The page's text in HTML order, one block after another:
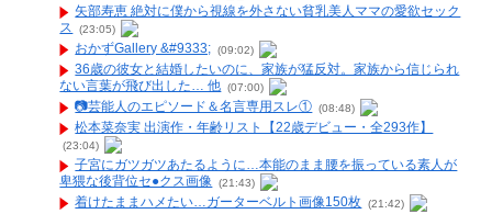
矢部寿恵 絶対に僕から視線を外さない貧乳美人ママの愛欲セック
ス
(23:05)
おかずGallery &#9333; (09:02)
36歳の彼女と結婚したいのに、家族が猛反対。家族から信じられ
ない言葉が飛び出した… 他 (07:00)
📷️芸能人のエピソード＆名言専用スレ① (08:48)
松本菜奈実 出演作・年齢リスト【22歳デビュー・全293作】
(23:04)
子宮にガツガツあたるように…本能のまま腰を振っている素人が
卑猥な後背位セ●クス画像 (21:43)
着けたままハメたい…ガーターベルト画像150枚 (21:42)